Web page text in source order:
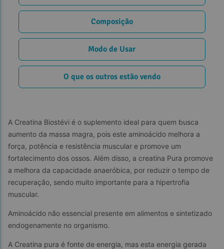
Composição
Modo de Usar
O que os outros estão vendo
A Creatina Biostévi é o suplemento ideal para quem busca
aumento da massa magra, pois este aminoácido melhora a
força, potência e resistência muscular e promove um
fortalecimento dos ossos. Além disso, a creatina Pura promove
a melhora da capacidade anaeróbica, por reduzir o tempo de
recuperação, sendo muito importante para a hipertrofia
muscular.
Aminoácido não essencial presente em alimentos e sintetizado
endogenamente no organismo.
A Creatina pura é fonte de energia, mas esta energia gerada